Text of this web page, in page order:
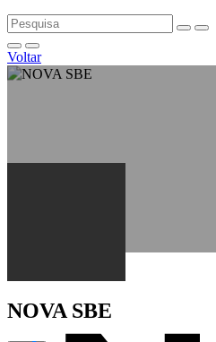
Voltar
NOVA SBE